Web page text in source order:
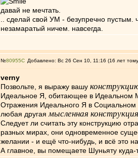
давай не мечтать.
.. сделай свой УМ - безупречно
незамаратый ничем. навсегда.
№80955 Добавлено: Вс 26 Сен 10, 11:16 (16 лет
verny
Позвольте, я выражу вашу
Идеальное Я, обитающее в Идеальном
Отражения Идеального Я в Социальном
любая другая мысленная конструкция
Следует ли считать эту конструкцию
разных мирах, они одновременное
желании - и ещё что-нибудь, и всё это
А главное, вы помещаете Шуньяту куда-